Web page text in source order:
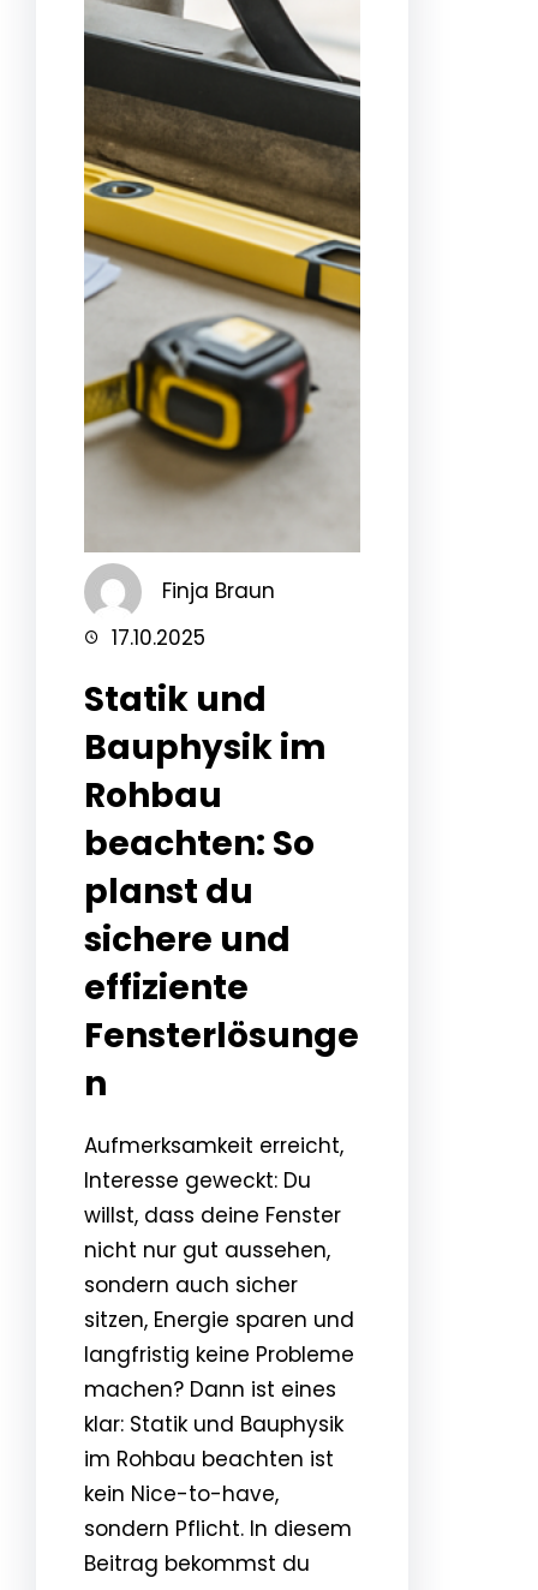
Finja Braun
17.10.2025
Statik und
Bauphysik im
Rohbau
beachten: So
planst du
sichere und
effiziente
Fensterlösunge
n
Aufmerksamkeit erreicht,
Interesse geweckt: Du
willst, dass deine Fenster
nicht nur gut aussehen,
sondern auch sicher
sitzen, Energie sparen und
langfristig keine Probleme
machen? Dann ist eines
klar: Statik und Bauphysik
im Rohbau beachten ist
kein Nice-to-have,
sondern Pflicht. In diesem
Beitrag bekommst du